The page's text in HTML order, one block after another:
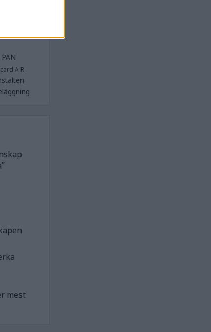
PAN
A R
mest